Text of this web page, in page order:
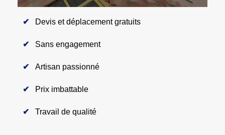
Devis et déplacement gratuits
Sans engagement
Artisan passionné
Prix imbattable
Travail de qualité